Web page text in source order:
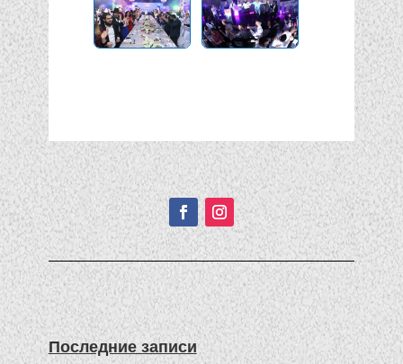
Подписывайтесь!
Последние записи